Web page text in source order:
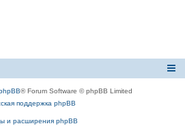
® Forum Software © phpBB Limited
поддержка phpBB
и расширения phpBB